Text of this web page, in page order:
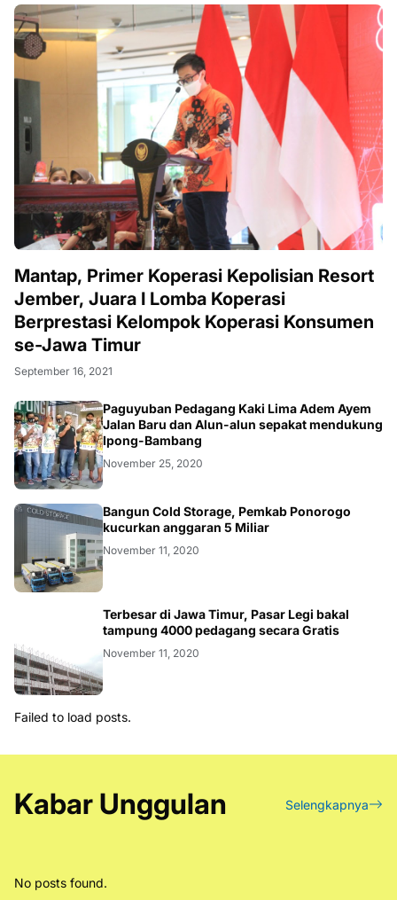
Mantap, Primer Koperasi Kepolisian Resort
Jember, Juara I Lomba Koperasi
Berprestasi Kelompok Koperasi Konsumen
se-Jawa Timur
September 16, 2021
Paguyuban Pedagang Kaki Lima Adem Ayem
Jalan Baru dan Alun-alun sepakat mendukung
Ipong-Bambang
November 25, 2020
Bangun Cold Storage, Pemkab Ponorogo
kucurkan anggaran 5 Miliar
November 11, 2020
Terbesar di Jawa Timur, Pasar Legi bakal
tampung 4000 pedagang secara Gratis
November 11, 2020
Failed to load posts.
Kabar Unggulan Selengkapnya
No posts found.